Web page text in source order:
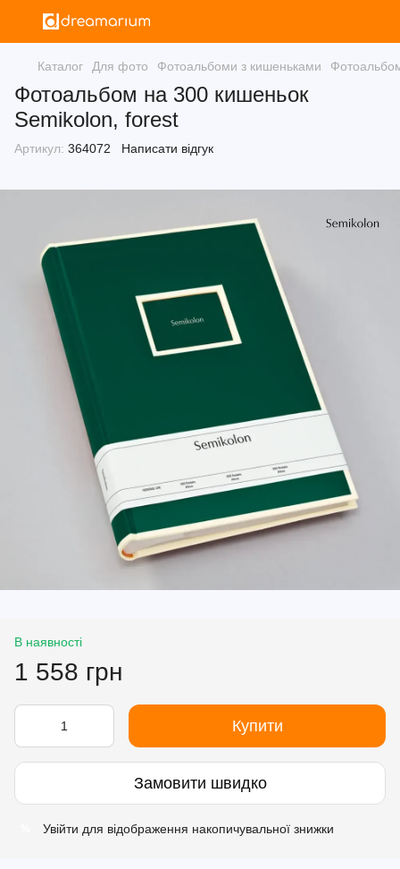
Каталог Для фото Фотоальбоми з кишеньками
Фотоальбом на 300 кишеньок
Semikolon, forest
Артикул: 364072 Написати відгук
В наявності
1 558 грн
Купити
Замовити швидко
Увійти для відображення накопичувальної знижки